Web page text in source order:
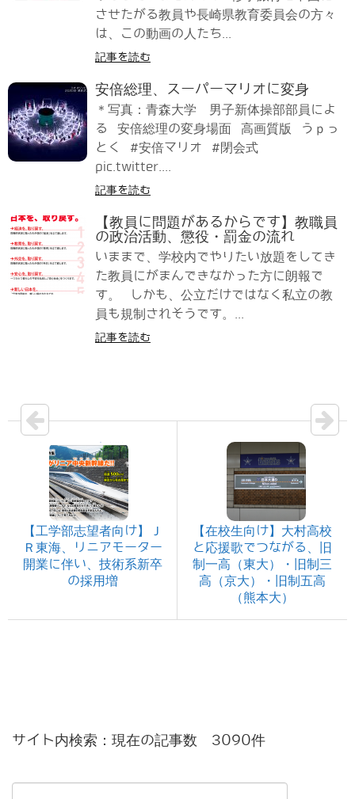
させたがる教員や長崎県教育委員会の方々
は、この動画の人たち...
記事を読む
安倍総理、スーパーマリオに変身
＊写真：青森大学 男子新体操部部員によ
る 安倍総理の変身場面 高画質版 うｐっ
とく #安倍マリオ #閉会式
pic.twitter....
記事を読む
【教員に問題があるからです】教職員
の政治活動、懲役・罰金の流れ
いままで、学校内でやりたい放題をしてき
た教員にがまんできなかった方に朗報で
す。 しかも、公立だけではなく私立の教
員も規制されそうです。...
記事を読む
【工学部志望者向け】Ｊ
Ｒ東海、リニアモーター
開業に伴い、技術系新卒
の採用増
【在校生向け】大村高校
と応援歌でつながる、旧
制一高（東大）・旧制三
高（京大）・旧制五高
（熊本大）
サイト内検索：現在の記事数 3090件